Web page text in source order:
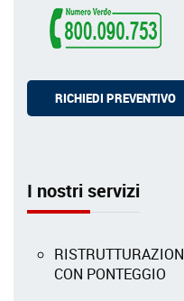
RICHIEDI PREVENTIVO
I nostri servizi
CON PONTEGGIO